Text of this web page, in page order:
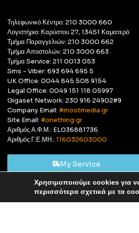
Αυτό είναι ένα δοκιμαστικό
Τηλεφωνικό Κέντρο: 210 3000 660
Λογιστήριο: Καρύστου 27, 13451 Καματερό
Τμήμα Παραγγελιών: 210 3000 662
Τμήμα Αποστολών: 210 3000 663
Τμήμα Service: 211 0013 053
Sms - Viber: 693 694 695 5
UK Office: 0044 845 508 9154
Legal Office: 0049 151 118 05997
Gigaset Network: 230 916 24902#9
Company Email: #mostmedia.gr
Site Email: #onething.gr
Αριθμός Α.Φ.Μ.: EL036881736
Αριθμός Γ.Ε.ΜΗ.: 116032603000
My Service
© Most Media 2011 - 2025, All rights
Χρησιμοποιούμε cookies για
περισσότερα σχετικά με τα